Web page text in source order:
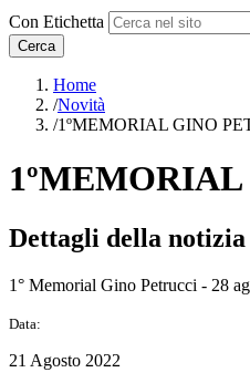
Con Etichetta
Cerca
Home
/Novità
/1ºMEMORIAL GINO
1ºMEMORIAL
Dettagli della notizia
1° Memorial Gino Petrucci - 28
Data:
21 Agosto 2022